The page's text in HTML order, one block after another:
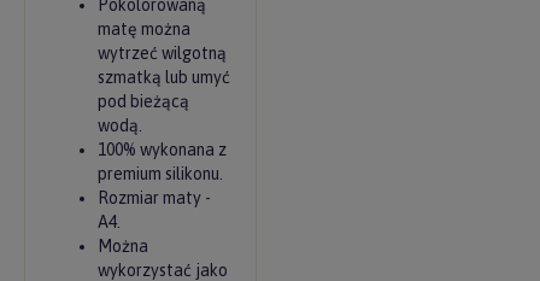
Pokolorowaną
matę można
wytrzeć wilgotną
szmatką lub umyć
pod bieżącą
wodą.
100% wykonana z
premium silikonu.
Rozmiar maty -
A4.
Można
wykorzystać jako